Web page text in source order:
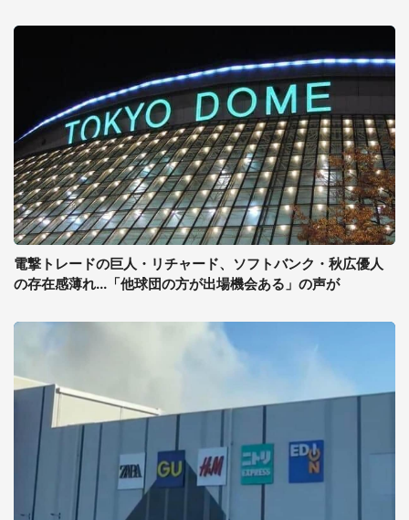
電撃トレードの巨人・リチャード、ソフトバンク・秋広優人
の存在感薄れ...「他球団の方が出場機会ある」の声が